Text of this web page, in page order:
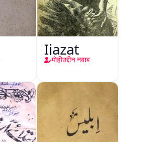
Ijazat
मोहीउद्दीन नवाब